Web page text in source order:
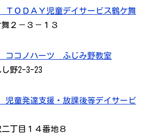
ＴＯＤＡＹ児童デイサービス鶴ケ舞
２－３－１３
ココノハーツ ふじみ野教室
し野2-3-23
児童発達支援・放課後等デイサービ
丁目１４番地８